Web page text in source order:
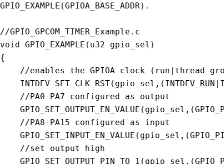
GPIO_EXAMPLE (GPIOA_BASE_ADDR) .
//GPIO_GPCOM_TIMER_Example.c
void GPIO_EXAMPLE ( u32 gpio_sel )
{
//enables the GPIOA clock (run|thread
INTDEV_SET_CLK_RST( gpio_sel , ( INTDEV_RUN |
//PA0-PA7 configured as output
GPIO_SET_OUTPUT_EN_VALUE ( gpio_sel , (
//PA8-PA15 configured as input
GPIO_SET_INPUT_EN_VALUE ( gpio_sel , (
//set output high
GPIO_SET_OUTPUT_PIN_TO_1 ( gpio_sel , (